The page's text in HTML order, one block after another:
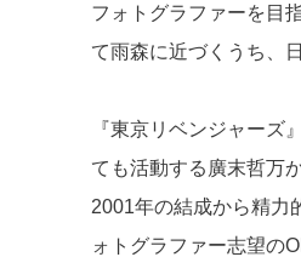
s
フォトグラファーを目
て雨森に近づくうち、
『東京リベンジャーズ
ても活動する廣末哲万
2001年の結成から精力
ォトグラファー志望の